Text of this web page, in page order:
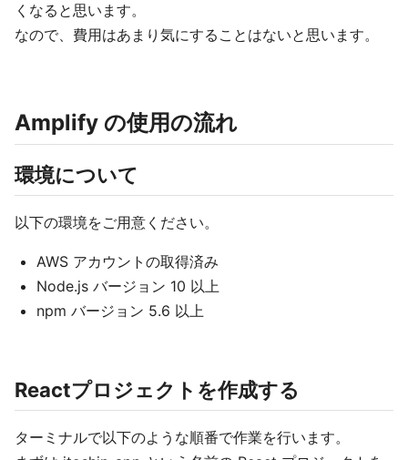
くなると思います。
なので、費用はあまり気にすることはないと思います。
Amplify の使用の流れ
環境について
以下の環境をご用意ください。
AWS アカウントの取得済み
Node.js バージョン 10 以上
npm バージョン 5.6 以上
Reactプロジェクトを作成する
ターミナルで以下のような順番で作業を行います。